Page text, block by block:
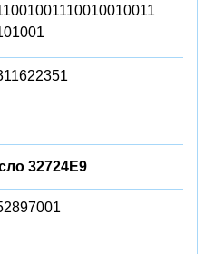
32724E9